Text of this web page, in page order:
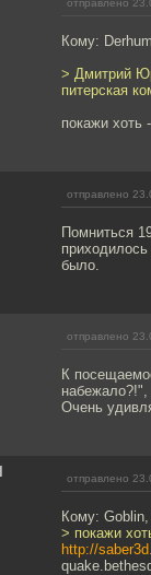
отправлено
Кому:
> Дмитрий
питерская
покажи хоть
отправлено
Помниться
было.
отправлено
К
набежало?!",
Очень
отправлено
Кому: Goblin,
> покажи
http://